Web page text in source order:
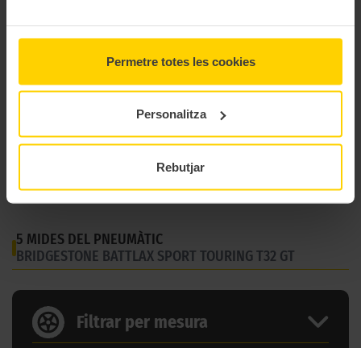
Permetre totes les cookies
Personalitza
Rebutjar
CARACTERÍSTIQUES TÈCNIQUES
Marca
Bridgestone
Battlax Sport Touring T 32 Gt
Gama
Carretera
Gran Turismo
5 MIDES DEL PNEUMÀTIC
BRIDGESTONE BATTLAX SPORT TOURING T32 GT
Filtrar per mesura